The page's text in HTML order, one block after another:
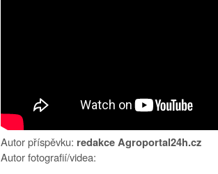
Autor příspěvku: redakce Agroportal24h.cz
Autor fotografií/videa: